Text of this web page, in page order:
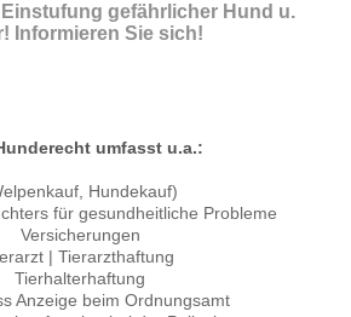
Einstufung gefährlicher Hund u.
Informieren Sie sich!
umfasst u.a.:
Hundekauf)
für gesundheitliche Probleme
Versicherungen
| Tierarzthaftung
Tierhalterhaftung
Anzeige beim Ordnungsamt